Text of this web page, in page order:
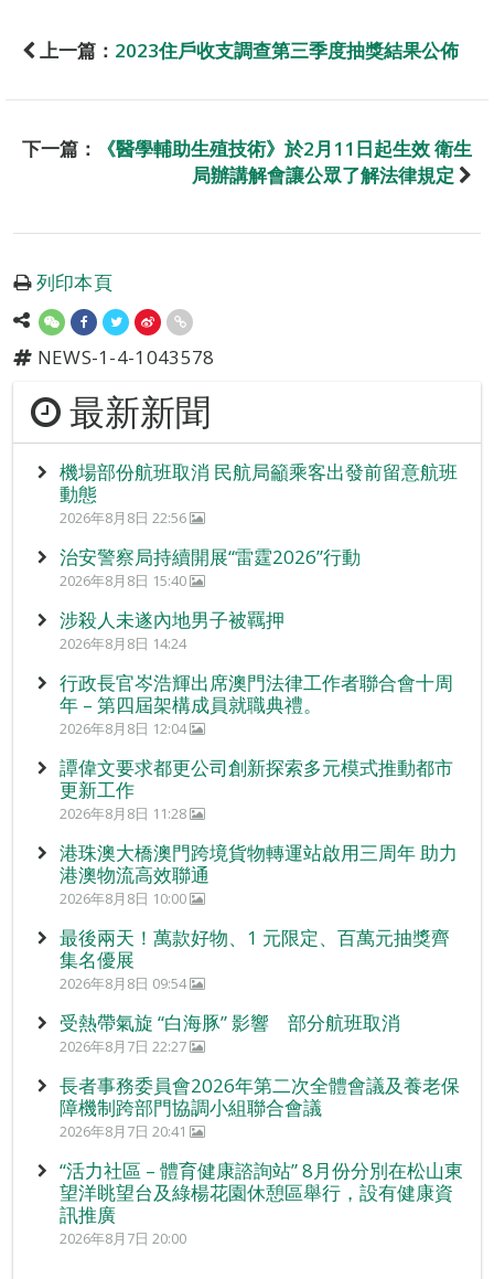
上一篇： 2023住戶收支調查第三季度抽獎結果公佈
下一篇：
《醫學輔助生殖技術》於2月11日起生效 衛生
局辦講解會讓公眾了解法律規定
列印本頁
NEWS-1-4-1043578
最新新聞
機場部份航班取消 民航局籲乘客出發前留意航班
動態
2026年8月8日 22:56
治安警察局持續開展“雷霆2026”行動
2026年8月8日 15:40
涉殺人未遂內地男子被羈押
2026年8月8日 14:24
行政長官岑浩輝出席澳門法律工作者聯合會十周
年 – 第四屆架構成員就職典禮。
2026年8月8日 12:04
譚偉文要求都更公司創新探索多元模式推動都市
更新工作
2026年8月8日 11:28
港珠澳大橋澳門跨境貨物轉運站啟用三周年 助力
港澳物流高效聯通
2026年8月8日 10:00
最後兩天！萬款好物、1 元限定、百萬元抽獎齊
集名優展
2026年8月8日 09:54
受熱帶氣旋 “白海豚” 影響 部分航班取消
2026年8月7日 22:27
長者事務委員會2026年第二次全體會議及養老保
障機制跨部門協調小組聯合會議
2026年8月7日 20:41
“活力社區 – 體育健康諮詢站” 8月份分別在松山東
望洋眺望台及綠楊花園休憩區舉行，設有健康資
訊推廣
2026年8月7日 20:00